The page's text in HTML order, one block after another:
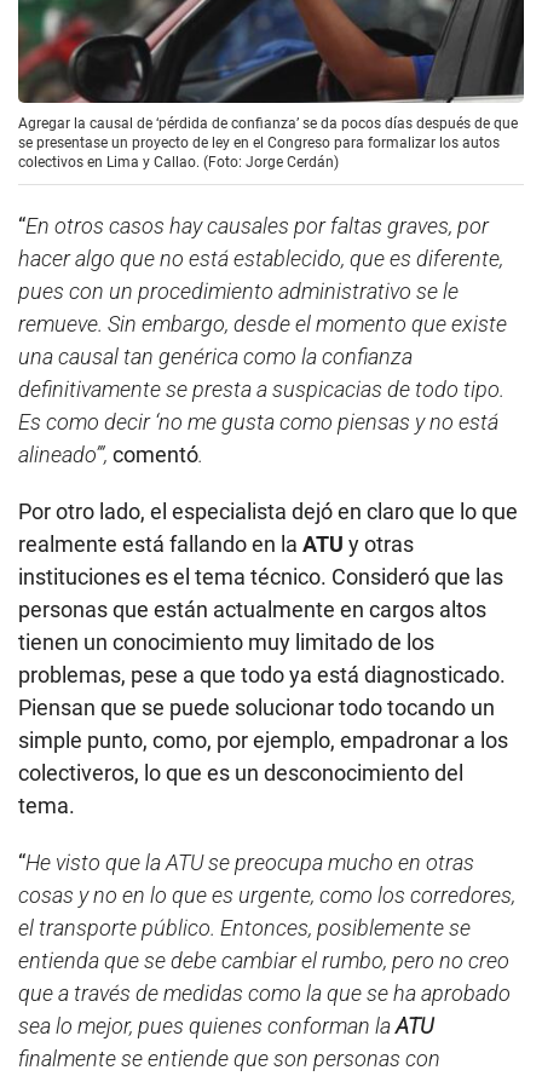
Agregar la causal de ‘pérdida de confianza’ se da pocos días después de que
se presentase un proyecto de ley en el Congreso para formalizar los autos
colectivos en Lima y Callao. (Foto: Jorge Cerdán)
“En otros casos hay causales por faltas graves, por
hacer algo que no está establecido, que es diferente,
pues con un procedimiento administrativo se le
remueve. Sin embargo, desde el momento que existe
una causal tan genérica como la confianza
definitivamente se presta a suspicacias de todo tipo.
Es como decir ‘no me gusta como piensas y no está
alineado’”, comentó.
Por otro lado, el especialista dejó en claro que lo que
realmente está fallando en la ATU y otras
instituciones es el tema técnico. Consideró que las
personas que están actualmente en cargos altos
tienen un conocimiento muy limitado de los
problemas, pese a que todo ya está diagnosticado.
Piensan que se puede solucionar todo tocando un
simple punto, como, por ejemplo, empadronar a los
colectiveros, lo que es un desconocimiento del
tema.
“He visto que la ATU se preocupa mucho en otras
cosas y no en lo que es urgente, como los corredores,
el transporte público. Entonces, posiblemente se
entienda que se debe cambiar el rumbo, pero no creo
que a través de medidas como la que se ha aprobado
sea lo mejor, pues quienes conforman laATU
finalmente se entiende que son personas con